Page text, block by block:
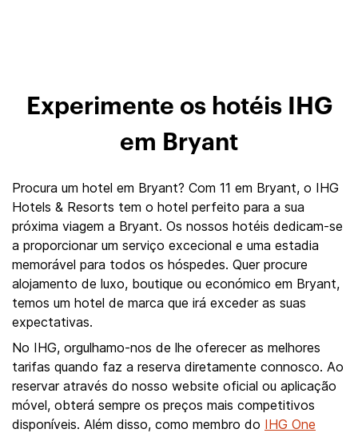
Experimente os hotéis IHG
em Bryant
Procura um hotel em Bryant? Com 11 em Bryant, o IHG
Hotels & Resorts tem o hotel perfeito para a sua
próxima viagem a Bryant. Os nossos hotéis dedicam-se
a proporcionar um serviço excecional e uma estadia
memorável para todos os hóspedes. Quer procure
alojamento de luxo, boutique ou económico em Bryant,
temos um hotel de marca que irá exceder as suas
expectativas.
No IHG, orgulhamo-nos de lhe oferecer as melhores
tarifas quando faz a reserva diretamente connosco. Ao
reservar através do nosso website oficial ou aplicação
móvel, obterá sempre os preços mais competitivos
disponíveis. Além disso, como membro do IHG One